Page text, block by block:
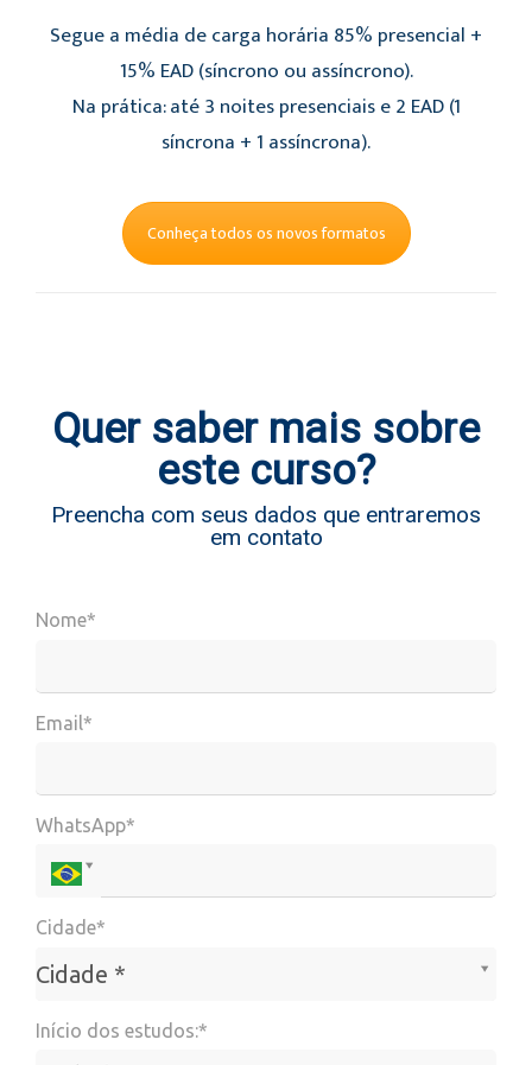
Segue a média de carga horária 85% presencial +
15% EAD (síncrono ou assíncrono).
Na prática: até 3 noites presenciais e 2 EAD (1
síncrona + 1 assíncrona).
Conheça todos os novos formatos
Quer saber mais sobre
este curso?
Preencha com seus dados que entraremos
em contato
Nome*
Email*
WhatsApp*
Cidade*
Cidade *
Cidade*
Início dos estudos:*